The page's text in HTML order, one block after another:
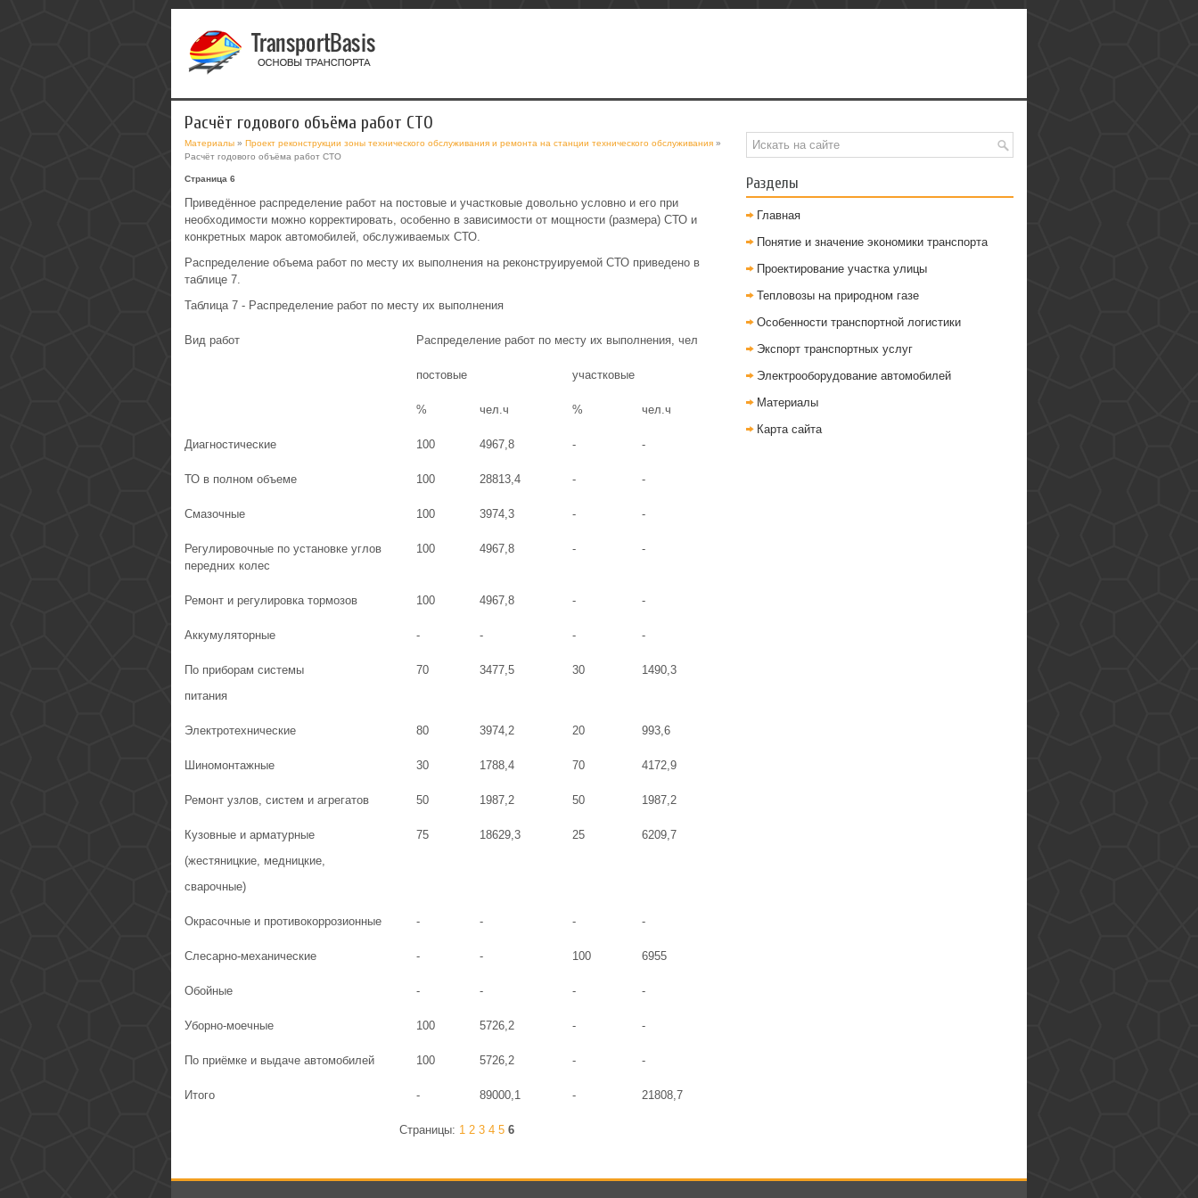
Расчёт годового объёма работ СТО
Материалы » Проект реконструкции зоны технического обслуживания и ремонта на станции технического обслуживания »
Расчёт годового объёма работ СТО
Страница 6
Приведённое распределение работ на постовые и участковые довольно условно и его при
необходимости можно корректировать, особенно в зависимости от мощности (размера) СТО и
конкретных марок автомобилей, обслуживаемых СТО.
Распределение объема работ по месту их выполнения на реконструируемой СТО приведено в
таблице 7.
Таблица 7 - Распределение работ по месту их выполнения
Вид работ Распределение работ по месту их выполнения, чел
постовые участковые
% чел.ч % чел.ч
Диагностические 100 4967,8 - -
ТО в полном объеме 100 28813,4 - -
Смазочные 100 3974,3 - -
Регулировочные по установке углов
передних колес
100 4967,8 - -
Ремонт и регулировка тормозов 100 4967,8 - -
Аккумуляторные - - - -
По приборам системы
питания
70 3477,5 30 1490,3
Электротехнические 80 3974,2 20 993,6
Шиномонтажные 30 1788,4 70 4172,9
Ремонт узлов, систем и агрегатов 50 1987,2 50 1987,2
Кузовные и арматурные
(жестяницкие, медницкие,
сварочные)
75 18629,3 25 6209,7
Окрасочные и противокоррозионные - - - -
Слесарно-механические - - 100 6955
Обойные - - - -
Уборно-моечные 100 5726,2 - -
По приёмке и выдаче автомобилей 100 5726,2 - -
Итого - 89000,1 - 21808,7
Страницы: 1 2 3 4 5 6
Разделы
Главная
Понятие и значение экономики транспорта
Проектирование участка улицы
Тепловозы на природном газе
Особенности транспортной логистики
Экспорт транспортных услуг
Электрооборудование автомобилей
Материалы
Карта сайта